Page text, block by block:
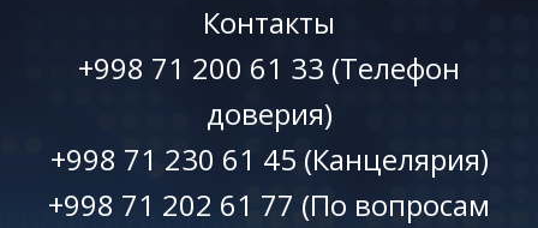
Контакты
+998 71 200 61 33 (Телефон
доверия)
+998 71 230 61 45 (Канцелярия)
+998 71 202 61 77 (По вопросам